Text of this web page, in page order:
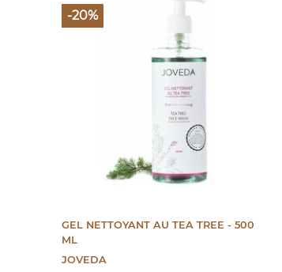
GEL NETTOYANT AU TEA TREE - 500
ML
JOVEDA
-20%